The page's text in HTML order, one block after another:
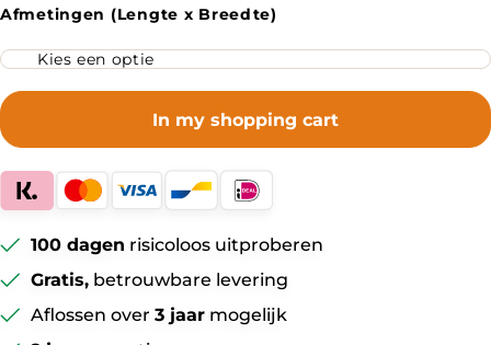
Afmetingen (Lengte x Breedte)
In my shopping cart
100 dagen risicoloos uitproberen
Gratis, betrouwbare levering
Aflossen over 3 jaar mogelijk